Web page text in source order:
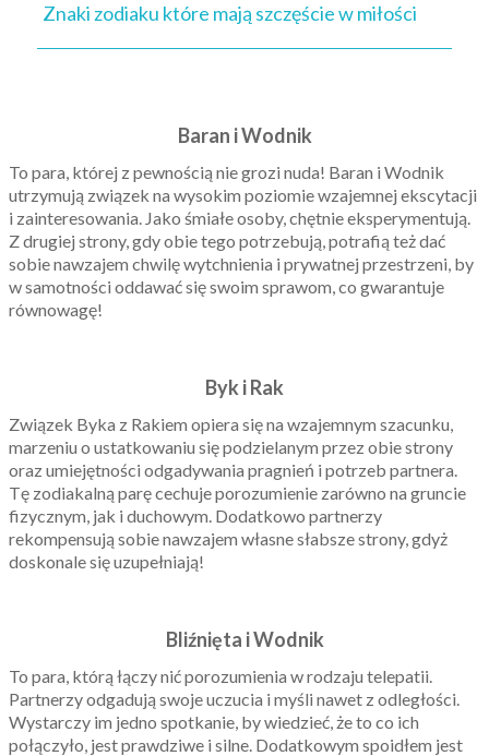
Znaki zodiaku które mają szczęście w miłości
Baran i Wodnik
To para, której z pewnością nie grozi nuda! Baran i Wodnik
utrzymują związek na wysokim poziomie wzajemnej ekscytacji
i zainteresowania. Jako śmiałe osoby, chętnie eksperymentują.
Z drugiej strony, gdy obie tego potrzebują, potrafią też dać
sobie nawzajem chwilę wytchnienia i prywatnej przestrzeni, by
w samotności oddawać się swoim sprawom, co gwarantuje
równowagę!
Byk i Rak
Związek Byka z Rakiem opiera się na wzajemnym szacunku,
marzeniu o ustatkowaniu się podzielanym przez obie strony
oraz umiejętności odgadywania pragnień i potrzeb partnera.
Tę zodiakalną parę cechuje porozumienie zarówno na gruncie
fizycznym, jak i duchowym. Dodatkowo partnerzy
rekompensują sobie nawzajem własne słabsze strony, gdyż
doskonale się uzupełniają!
Bliźnięta i Wodnik
To para, którą łączy nić porozumienia w rodzaju telepatii.
Partnerzy odgadują swoje uczucia i myśli nawet z odległości.
Wystarczy im jedno spotkanie, by wiedzieć, że to co ich
połączyło, jest prawdziwe i silne. Dodatkowym spoidłem jest